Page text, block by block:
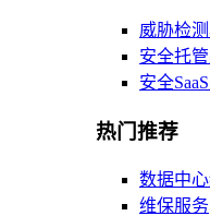
威胁检
安全托
安全
热门推荐
数据中
维保服务